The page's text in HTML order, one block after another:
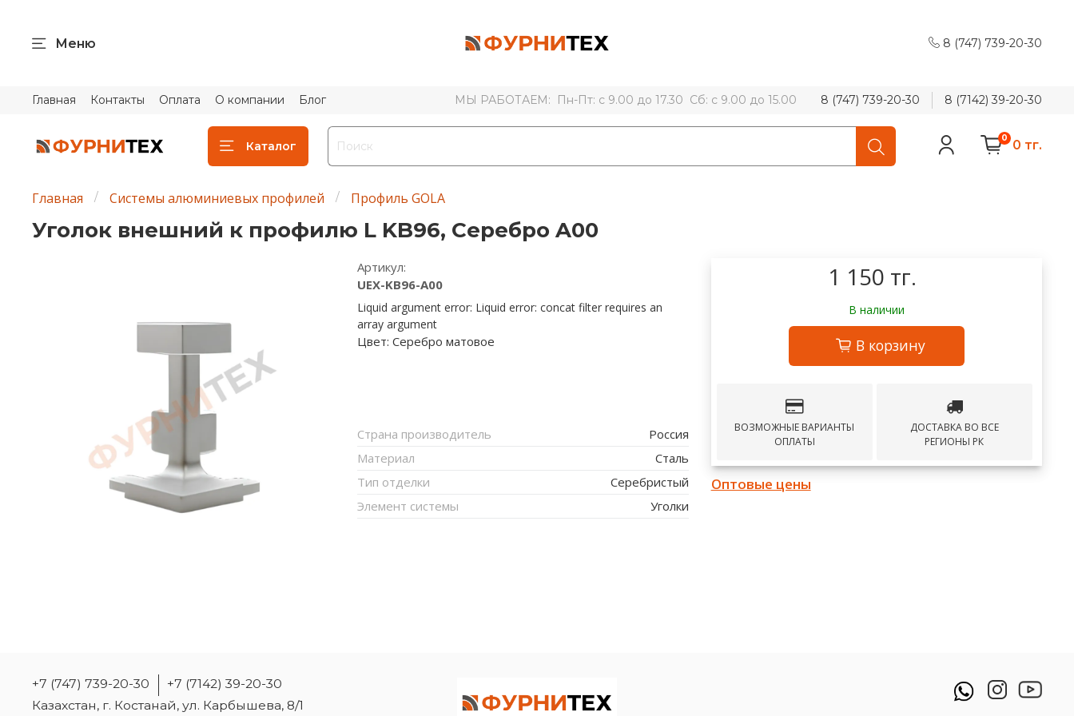
Меню 8 (747) 739-20-30
Главная Контакты Оплата О компании Блог МЫ РАБОТАЕМ: Пн-Пт: с 9.00 до 17.30 Сб: с 9.00 до 15.00 8 (747) 739-20-30 8 (7142) 39-20-30
Каталог
0 0 тг.
Главная Системы алюминиевых профилей Профиль GOLA
Уголок внешний к профилю L KB96, Серебро A00
Артикул:
UEX-KB96-A00
Liquid argument error: Liquid error: concat filter requires an
array argument
Цвет: Серебро матовое
Страна производитель
Россия
Материал
Сталь
Тип отделки
Серебристый
Элемент системы
Уголки
1 150 тг.
В наличии
В корзину
ВОЗМОЖНЫЕ ВАРИАНТЫ
ОПЛАТЫ
ДОСТАВКА ВО ВСЕ
РЕГИОНЫ РК
Оптовые цены
+7 (747) 739-20-30
+7 (7142) 39-20-30
Казахстан, г. Костанай, ул. Карбышева, 8/1